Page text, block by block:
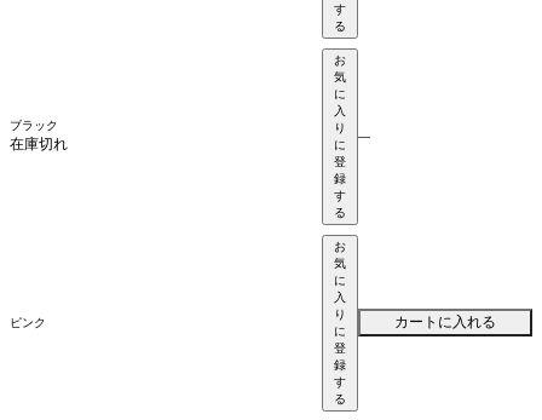
す
る
ブラック
在庫切れ
お
気
に
入
り
に
登
録
す
る
—
ピンク
お
気
に
入
り
に
登
録
す
る
カートに入れる